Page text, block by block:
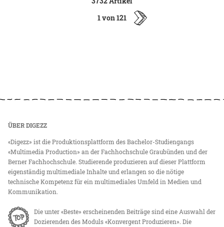
1 von 121
ÜBER DIGEZZ
«Digezz» ist die Produktionsplattform des Bachelor-Studiengangs
«Multimedia Production» an der Fachhochschule Graubünden und der
Berner Fachhochschule. Studierende produzieren auf dieser Plattform
eigenständig multimediale Inhalte und erlangen so die nötige
technische Kompetenz für ein multimediales Umfeld in Medien und
Kommunikation.
Die unter «Beste» erscheinenden Beiträge sind eine Auswahl der
Dozierenden des Moduls «Konvergent Produzieren». Die